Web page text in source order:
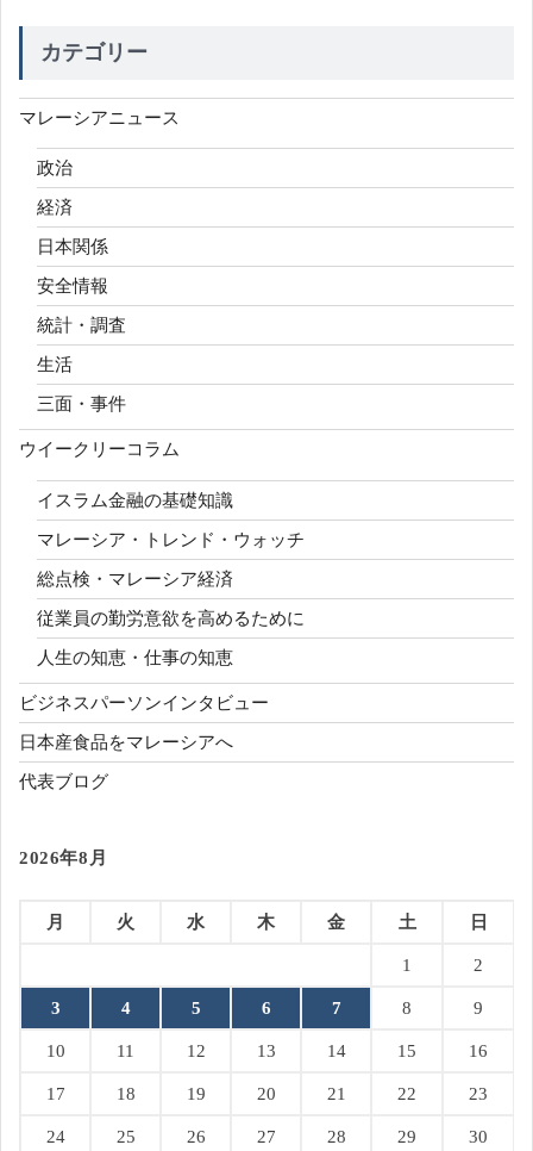
カテゴリー
マレーシアニュース
政治
経済
日本関係
安全情報
統計・調査
生活
三面・事件
ウイークリーコラム
イスラム金融の基礎知識
マレーシア・トレンド・ウォッチ
総点検・マレーシア経済
従業員の勤労意欲を高めるために
人生の知恵・仕事の知恵
ビジネスパーソンインタビュー
日本産食品をマレーシアへ
代表ブログ
2026年8月
月 火 水 木 金 土 日
1 2
3 4 5 6 7 8 9
10 11 12 13 14 15 16
17 18 19 20 21 22 23
24 25 26 27 28 29 30